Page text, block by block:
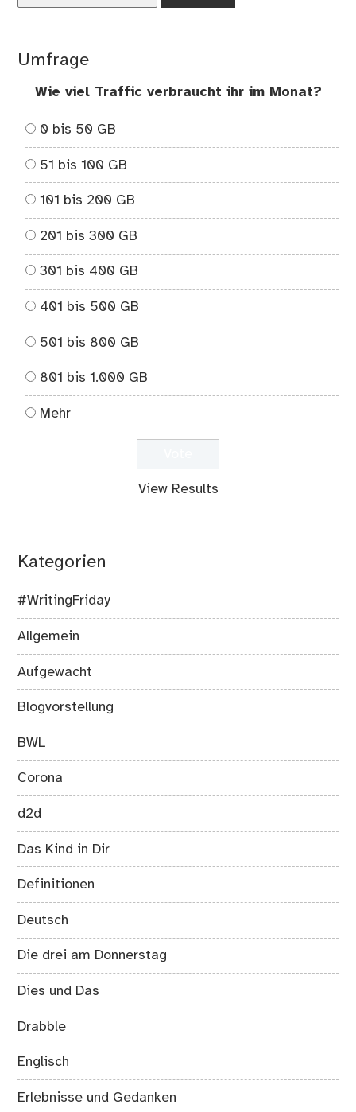
Umfrage
Wie viel Traffic verbraucht ihr im Monat?
0 bis 50 GB
51 bis 100 GB
101 bis 200 GB
201 bis 300 GB
301 bis 400 GB
401 bis 500 GB
501 bis 800 GB
801 bis 1.000 GB
Mehr
View Results
Kategorien
#WritingFriday
Allgemein
Aufgewacht
Blogvorstellung
BWL
Corona
d2d
Das Kind in Dir
Definitionen
Deutsch
Die drei am Donnerstag
Dies und Das
Drabble
Englisch
Erlebnisse und Gedanken